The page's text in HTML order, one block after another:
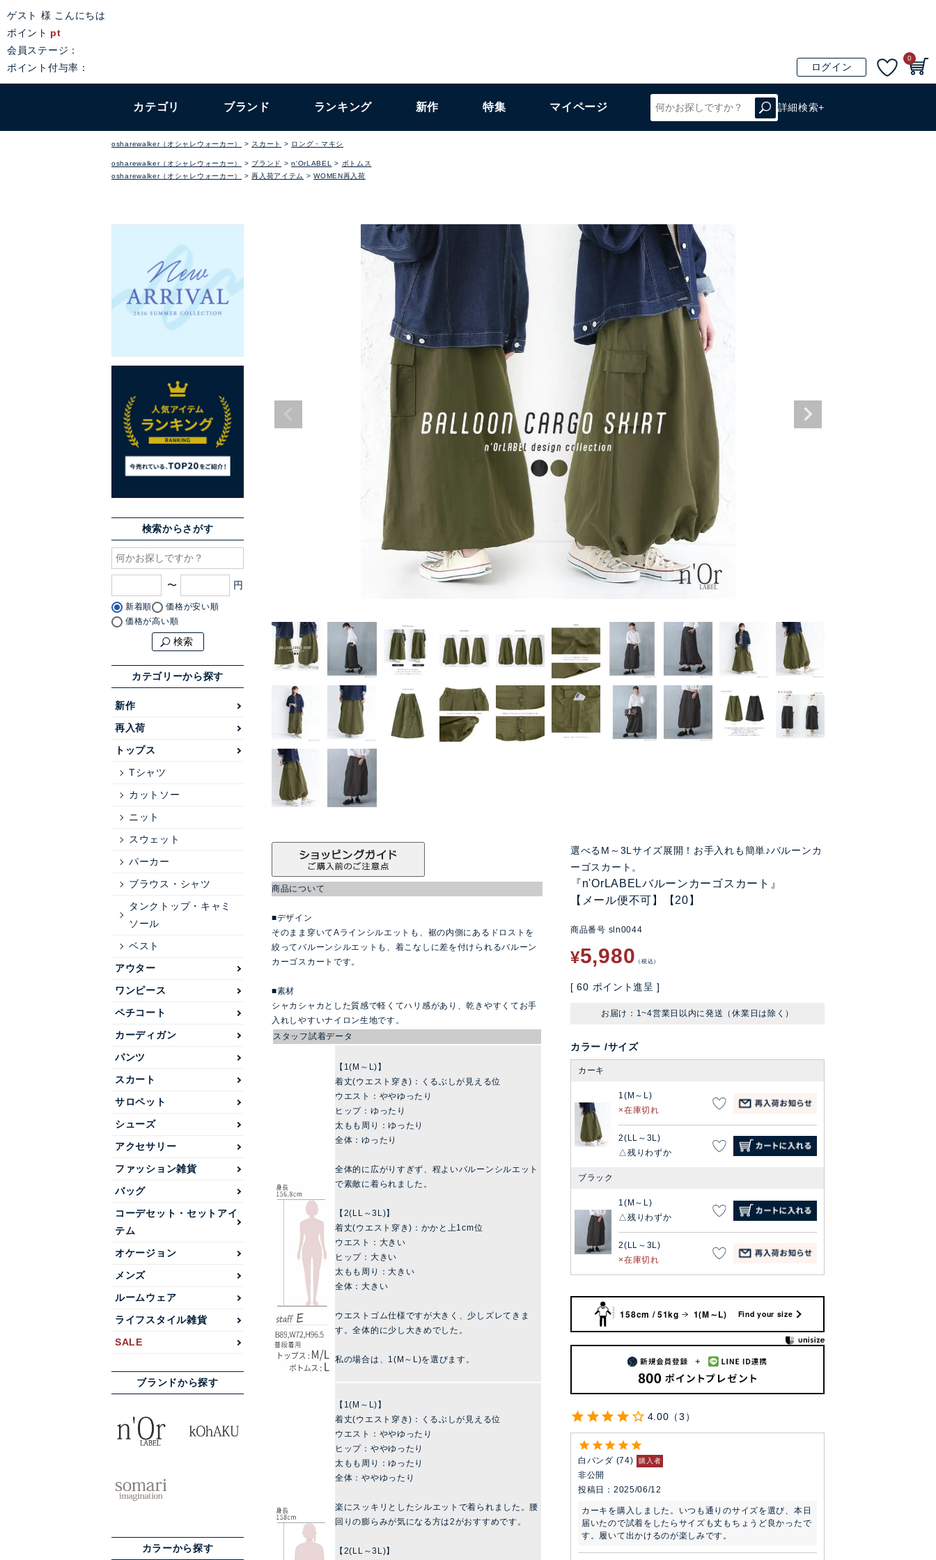
ゲスト 様 こんにちは
ポイント pt
会員ステージ：
ポイント付与率：
ログイン
0
カテゴリ ブランド ランキング 新作 特集 マイページ 詳細検索+
osharewalker（オシャレウォーカー） スカート ロング・マキシ
osharewalker（オシャレウォーカー） ブランド n'OrLABEL
ボトムス
osharewalker（オシャレウォーカー）
再入荷アイテム WOMEN再入荷
検索からさがす
〜
新着順
価格が安い順
価格が高い順
検索
カテゴリーから探す
新作
再入荷
トップス
Tシャツ
カットソー
ニット
スウェット
パーカー
ブラウス・シャツ
タンクトップ・キャミ
ソール
ベスト
アウター
ワンピース
ペチコート
カーディガン
パンツ
スカート
サロペット
シューズ
アクセサリー
ファッション雑貨
バッグ
コーデセット・セットアイ
テム
オケージョン
メンズ
ルームウェア
ライフスタイル雑貨
SALE
ブランドから探す
カラーから探す
選べるM～3Lサイズ展開！お手入れも簡単♪バルーンカ
ーゴスカート。
『n'OrLABELバルーンカーゴスカート』
【メール便不可】【20】
商品番号 sln0044
¥5,980 税込
[ 60 ポイント進呈 ]
お届け：1~4営業日以内に発送（休業日は除く）
カラー サイズ
カーキ
1(M～L)
在庫切れ
2(LL～3L)
残りわずか
ブラック
1(M～L)
残りわずか
2(LL～3L)
在庫切れ
158cm / 51kg 1(M～L) Find your size
4.00 3
白パンダ 74 購入者
非公開
投稿日
2025/06/12
カーキを購入しました。いつも通りのサイズを選び、本日
届いたので試着をしたらサイズも丈もちょうど良かったで
す。履いて出かけるのが楽しみです。
商品について
■デザイン
そのまま穿いてAラインシルエットも、裾の内側にあるドロストを
絞ってバルーンシルエットも、着こなしに差を付けられるバルーン
カーゴスカートです。
■素材
シャカシャカとした質感で軽くてハリ感があり、乾きやすくてお手
入れしやすいナイロン生地です。
スタッフ試着データ
【1(M～L)】
着丈(ウエスト穿き)：くるぶしが見える位
ウエスト：ややゆったり
ヒップ：ゆったり
太もも周り：ゆったり
全体：ゆったり
全体的に広がりすぎず、程よいバルーンシルエット
で素敵に着られました。
【2(LL～3L)】
着丈(ウエスト穿き)：かかと上1cm位
ウエスト：大きい
ヒップ：大きい
太もも周り：大きい
全体：大きい
ウエストゴム仕様ですが大きく、少しズレてきま
す。全体的に少し大きめでした。
私の場合は、1(M～L)を選びます。
【1(M～L)】
着丈(ウエスト穿き)：くるぶしが見える位
ウエスト：ややゆったり
ヒップ：ややゆったり
太もも周り：ゆったり
全体：ややゆったり
楽にスッキリとしたシルエットで着られました。腰
回りの膨らみが気になる方は2がおすすめです。
【2(LL～3L)】